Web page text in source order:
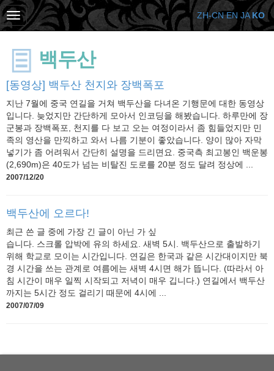
백두산
[동영상] 백두산 천지와 장백폭포
지난 7월에 중국 연길을 거쳐 백두산을 다녀온 기행문에 대한 동영상
입니다. 늦었지만 간단하게 모아서 인코딩을 해봤습니다. 하루만에 장
군봉과 장백폭포, 천지를 다 보고 오는 여정이라서 좀 힘들었지만 민
족의 영산을 만끽하고 와서 나름 기분이 좋았습니다. 양이 많아 자막
넣기가 좀 어려워서 간단히 설명을 드리면요. 중국측 최고봉인 백운봉
(2,690m)은 40도가 넘는 비탈진 도로를 20분 정도 달려 정상에 ...
2007/12/20
백두산에 오르다!
최근 쓴 글 중에 가장 긴 글이 아닌 가 싶
습니다. 스크롤 압박에 유의 하세요. 새벽 5시. 백두산으로 출발하기
위해 학교로 모이는 시간입니다. 연길은 한국과 같은 시간대이지만 북
경 시간을 쓰는 관계로 여름에는 새벽 4시면 해가 뜹니다. (따라서 아
침 시간이 매우 일찍 시작되고 저녁이 매우 깁니다.) 연길에서 백두산
까지는 5시간 정도 걸리기 때문에 4시에 ...
2007/07/09
ZH-CN EN JA KO